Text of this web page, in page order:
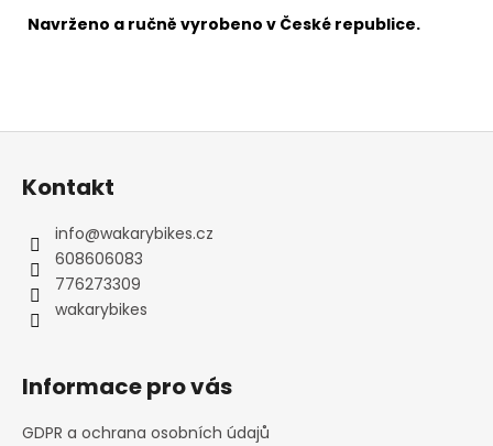
Navrženo a ručně vyrobeno v České republice.
Z
Kontakt
info@wakarybikes.cz
608606083
776273309
wakarybikes
Informace pro vás
GDPR a ochrana osobních údajů